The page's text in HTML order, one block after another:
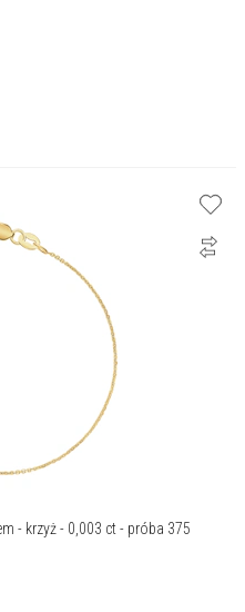
- krzyż - 0,003 ct - próba 375